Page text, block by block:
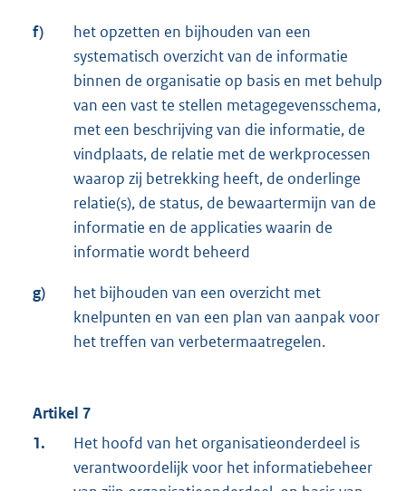
f)
het opzetten en bijhouden van een
systematisch overzicht van de informatie
binnen de organisatie op basis en met behulp
van een vast te stellen metagegevensschema,
met een beschrijving van die informatie, de
vindplaats, de relatie met de werkprocessen
waarop zij betrekking heeft, de onderlinge
relatie(s), de status, de bewaartermijn van de
informatie en de applicaties waarin de
informatie wordt beheerd
g)
het bijhouden van een overzicht met
knelpunten en van een plan van aanpak voor
het treffen van verbetermaatregelen.
Artikel 7
1.
Het hoofd van het organisatieonderdeel is
verantwoordelijk voor het informatiebeheer